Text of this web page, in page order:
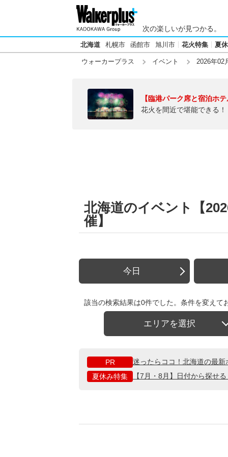
次の楽しいが見つかる。
北海道 札幌市 函館市 旭川市 花火特集 夏
ウォーカープラス イベント 2026年02
【臨港パーク席と宿泊ホ
花火を間近で堪能できる
北海道のイベント【
催】
今日
該当の検索結果は0件でした。条件を変えて
エリアを選択
PR
迷ったらココ！北海道の最
夏休み特集
【7月・8月】日付から探せ